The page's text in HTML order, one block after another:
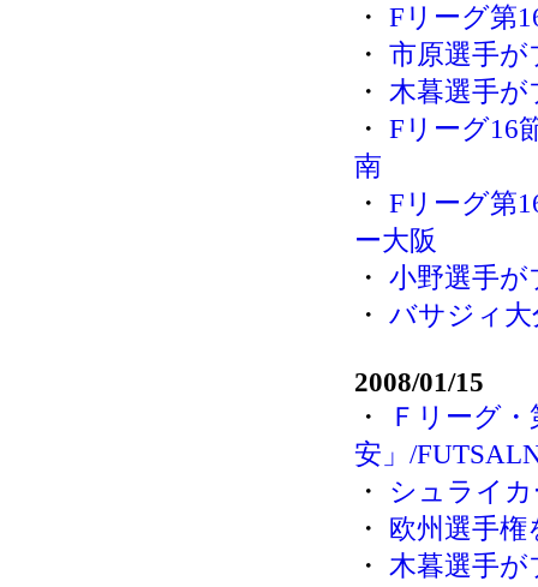
・ Fリーグ第
・ 市原選手
・ 木暮選手
・ Fリーグ16
南
・ Fリーグ第
ー大阪
・ 小野選手
・ バサジィ
2008/01/15
・
Ｆリーグ
安」/
・ シュライ
・ 欧州選手
・ 木暮選手